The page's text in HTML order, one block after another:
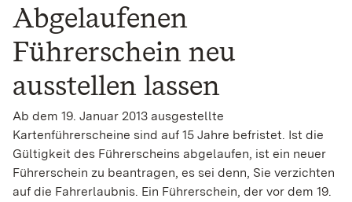
Abgelaufenen
Führerschein neu
ausstellen lassen
Ab dem 19. Januar 2013 ausgestellte
Kartenführerscheine sind auf 15 Jahre befristet. Ist die
Gültigkeit des Führerscheins abgelaufen, ist ein neuer
Führerschein zu beantragen, es sei denn, Sie verzichten
auf die Fahrerlaubnis. Ein Führerschein, der vor dem 19.